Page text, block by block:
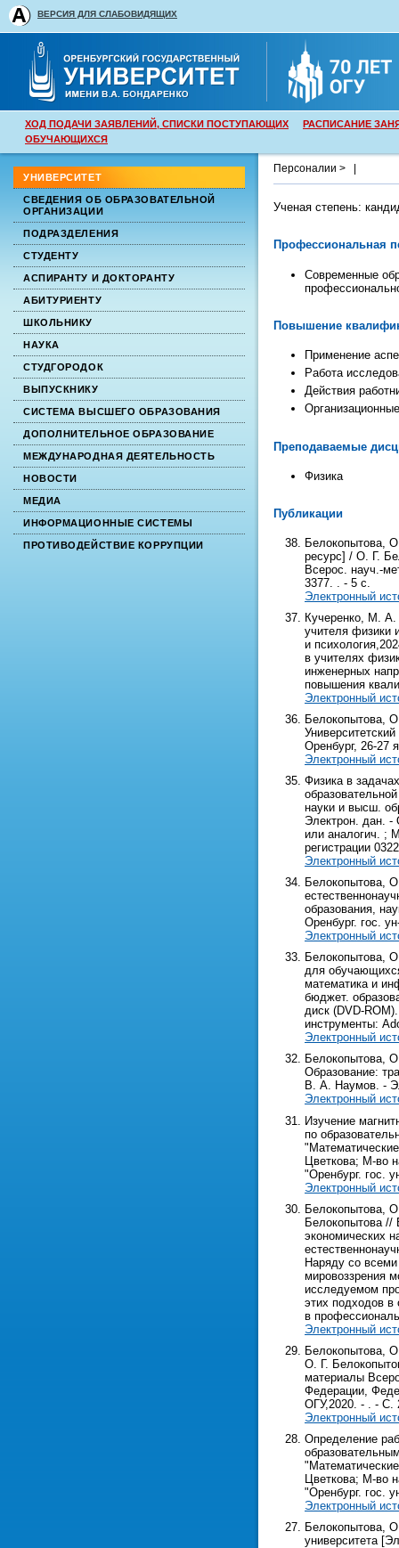
ВЕРСИЯ ДЛЯ СЛАБОВИДЯЩИХ
ХОД ПОДАЧИ ЗАЯВЛЕНИЙ, СПИСКИ ПОСТУПАЮЩИХ
РАСПИСАНИЕ
ОБУЧАЮЩИХСЯ
УНИВЕРСИТЕТ
СВЕДЕНИЯ ОБ ОБРАЗОВАТЕЛЬНОЙ
ОРГАНИЗАЦИИ
ПОДРАЗДЕЛЕНИЯ
СТУДЕНТУ
АСПИРАНТУ И ДОКТОРАНТУ
АБИТУРИЕНТУ
ШКОЛЬНИКУ
НАУКА
СТУДГОРОДОК
ВЫПУСКНИКУ
СИСТЕМА ВЫСШЕГО ОБРАЗОВАНИЯ
ДОПОЛНИТЕЛЬНОЕ ОБРАЗОВАНИЕ
МЕЖДУНАРОДНАЯ ДЕЯТЕЛЬНОСТЬ
НОВОСТИ
МЕДИА
ИНФОРМАЦИОННЫЕ СИСТЕМЫ
ПРОТИВОДЕЙСТВИЕ КОРРУПЦИИ
Персоналии >
Ученая степень:
Профессиональная
Современные
Повышение
Применение
Работа
Действия
Преподаваемые
Физика
Публикации
Белокопытова,
ресурс] / О. Г.
Всерос. науч.-
3377. . - 5 с.
Электронный
Кучеренко, М. А.
учителя физики
и
в учителях
инженерных
повышения
Электронный
Белокопытова,
Оренбург, 26-27
Электронный
Физика в
науки и высш.
Электрон. дан. -
или аналогич. ;
регистрации
Электронный
Белокопытова,
образования,
Оренбург. гос.
Электронный
Белокопытова,
для
математика и
бюджет.
диск (DVD-
инструменты:
Электронный
Белокопытова,
Образование:
В. А. Наумов. -
Электронный
Изучение
по
Цветкова; М-во
"Оренбург. гос.
Электронный
Белокопытова,
Белокопытова //
экономических
Наряду со
мировоззрения
исследуемом
этих подходов в
в
Электронный
Белокопытова,
О. Г.
материалы
Федерации,
ОГУ,2020. - . - С.
Электронный
Определение
Цветкова; М-во
"Оренбург. гос.
Электронный
Белокопытова,
университета